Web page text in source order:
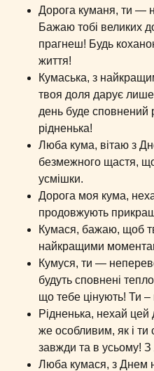
Дорога куманя, ти —
Бажаю тобі великих
прагнеш! Будь
життя!
Кумаська, з
твоя доля дарує
день буде сповнений
рідненька!
Люба кума, вітаю з
безмежного щастя,
усмішки.
Дорога моя кума,
продовжують
Кумася, бажаю, щоб
найкращими
Кумуся, ти —
будуть сповнені
що тебе цінують! Ти
Рідненька, нехай
же особливим, як і
завжди та в усьому!
Люба кумася, з Днем